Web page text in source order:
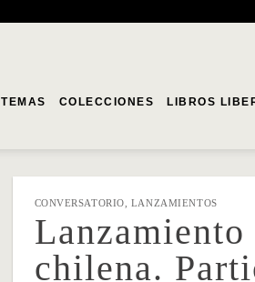
TEMAS COLECCIONES LIBROS
CONVERSATORIO LANZAMIENTOS
chilena.